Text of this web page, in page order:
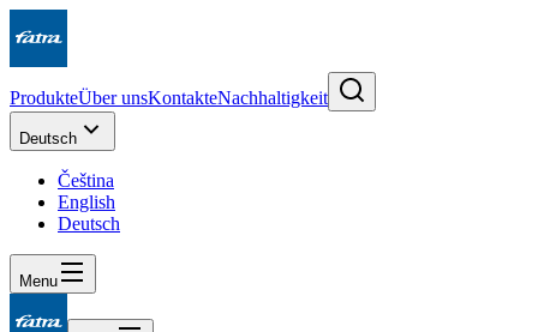
ProdukteÜber unsKontakteNachhaltigkeit
Deutsch
Čeština
English
Deutsch
Menu